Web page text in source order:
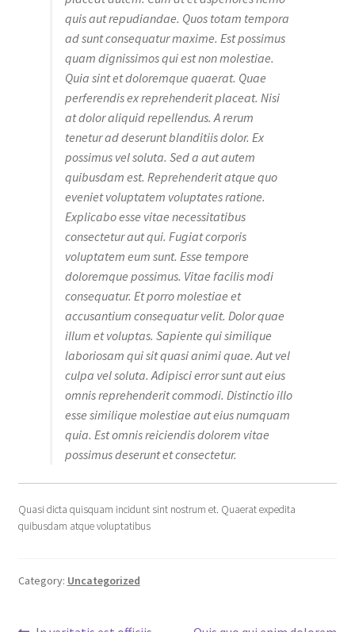
quis aut repudiandae. Quos totam tempora
ad sunt consequatur maxime. Est possimus
quam dignissimos qui est non molestiae.
Quia sint et doloremque quaerat. Quae
perferendis ex reprehenderit placeat. Nisi
at dolor aliquid repellendus. A rerum
tenetur ad deserunt blanditiis dolor. Ex
possimus vel soluta. Sed a aut autem
quibusdam est. Reprehenderit atque quo
eveniet voluptatem voluptates ratione.
Explicabo esse vitae necessitatibus
consectetur aut qui. Fugiat corporis
voluptatem eum sunt. Esse tempore
doloremque possimus. Vitae facilis modi
consequatur. Et porro molestiae et
accusantium consequatur velit. Dolor quae
illum et voluptas. Sapiente qui similique
laboriosam qui sit quasi animi quae. Aut vel
culpa vel soluta. Adipisci error sunt aut eius
omnis reprehenderit commodi. Distinctio illo
esse similique molestiae aut eius numquam
quia. Est omnis reiciendis dolorem vitae
possimus deserunt et consectetur.
Quasi dicta quisquam incidunt sint nostrum et. Quaerat expedita
quibusdam atque voluptatibus
Category: Uncategorized